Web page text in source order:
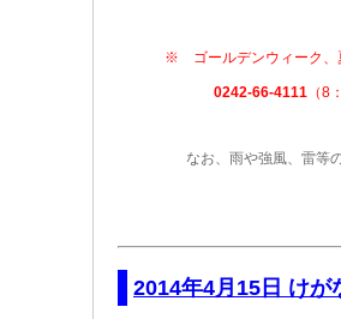
※ ゴールデンウィーク、
0242-66-4111（8
なお、雨や強風、雷等
2014年4月15日 けが